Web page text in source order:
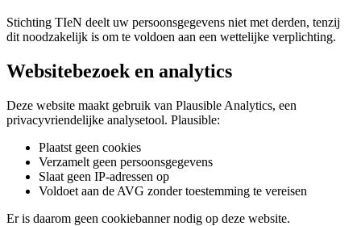
Stichting TIeN deelt uw persoonsgegevens niet met derden, tenzij
dit noodzakelijk is om te voldoen aan een wettelijke verplichting.
Websitebezoek en analytics
Deze website maakt gebruik van Plausible Analytics, een
privacyvriendelijke analysetool. Plausible:
Plaatst geen cookies
Verzamelt geen persoonsgegevens
Slaat geen IP-adressen op
Voldoet aan de AVG zonder toestemming te vereisen
Er is daarom geen cookiebanner nodig op deze website.